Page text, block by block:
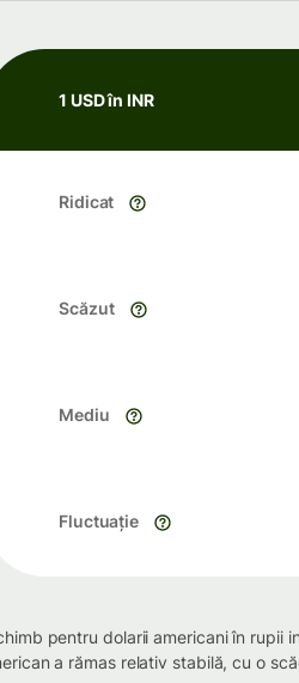
1 USD în INR
Ridicat
Scăzut
Mediu
Fluctuație
pentru dolarii americani în
a rămas relativ stabilă, cu o